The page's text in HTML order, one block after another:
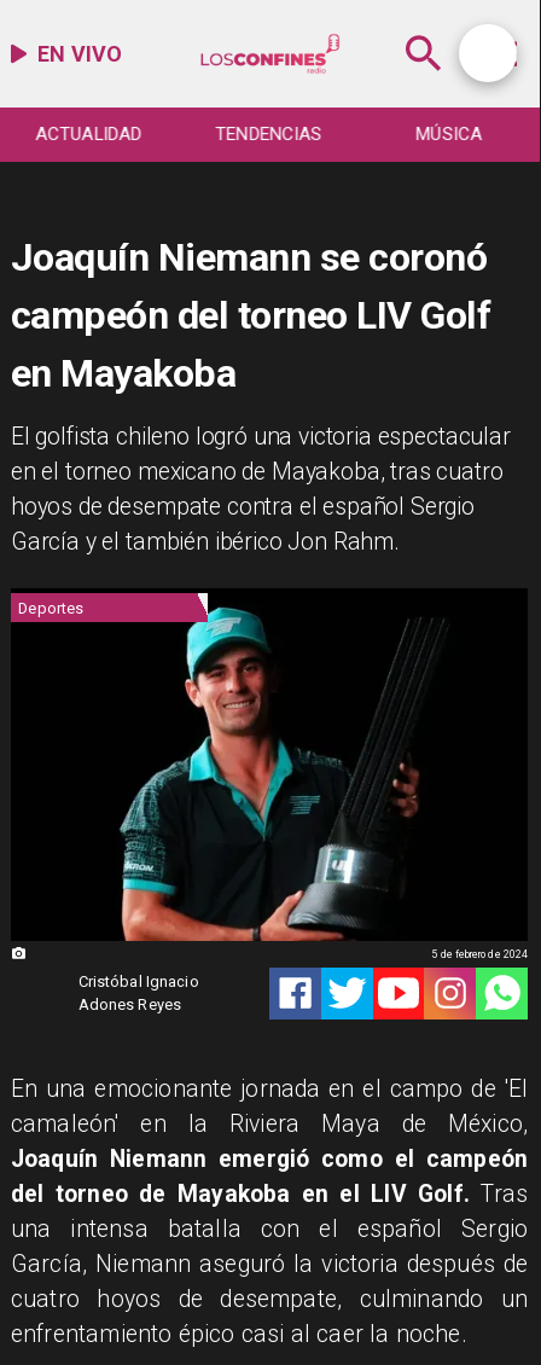
EN VIVO
ACTUALIDAD TENDENCIAS MÚSICA
Joaquín Niemann se coronó
campeón del torneo LIV Golf
en Mayakoba
​El golfista chileno logró una victoria espectacular
en el torneo mexicano de Mayakoba, tras cuatro
hoyos de desempate contra el español Sergio
García y el también ibérico Jon Rahm.
Deportes
Cristóbal Ignacio
Adones Reyes
5 de febrero de 2024
​En una emocionante jornada en el campo de 'El
camaleón' en la Riviera Maya de México,
Joaquín Niemann emergió como el campeón
del torneo de Mayakoba en el LIV Golf. Tras
una intensa batalla con el español Sergio
García, Niemann aseguró la victoria después de
cuatro hoyos de desempate, culminando un
enfrentamiento épico casi al caer la noche.